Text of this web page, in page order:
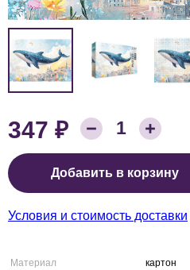
Цена:
347 ₽ Количество товара:
1
Добавить в корзину
Условия и стоимость доставки
Материал
картон